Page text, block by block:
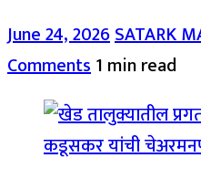
June 24, 2026SATARK
Comments1 min read